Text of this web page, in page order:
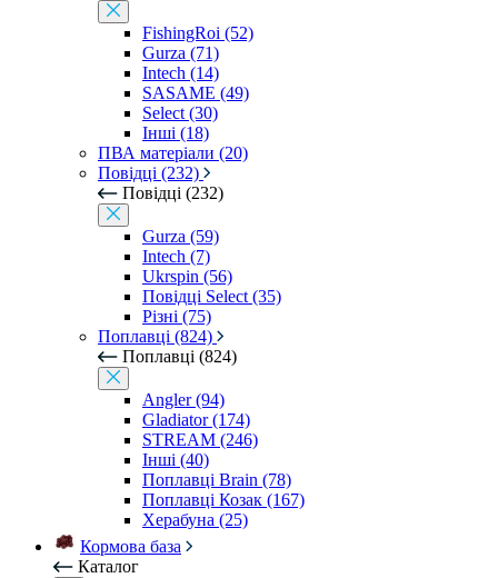
FishingRoi (52)
Gurza (71)
Intech (14)
SASAME (49)
Select (30)
Інші (18)
ПВА матеріали (20)
Повідці (232)
Повідці (232)
Gurza (59)
Intech (7)
Ukrspin (56)
Повідці Select (35)
Різні (75)
Поплавці (824)
Поплавці (824)
Angler (94)
Gladiator (174)
STREAM (246)
Інші (40)
Поплавці Brain (78)
Поплавці Козак (167)
Херабуна (25)
Кормова база
Каталог